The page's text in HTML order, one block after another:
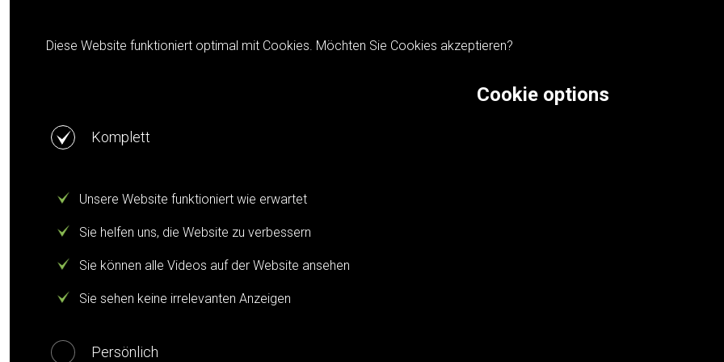
Cookie notification
Diese Website funktioniert optimal mit Cookies. Möchten Sie Cookies akzeptieren?
Cookie options
Komplett
Unsere Website funktioniert wie erwartet
Sie helfen uns, die Website zu verbessern
Sie können alle Videos auf der Website ansehen
Sie sehen keine irrelevanten Anzeigen
Persönlich